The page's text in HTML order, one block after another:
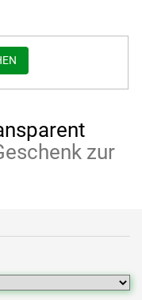
zur